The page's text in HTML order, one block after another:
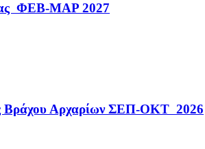
ΦΕΒ-ΜΑΡ 2027
Βράχου Αρχαρίων ΣΕΠ-ΟΚΤ 2026